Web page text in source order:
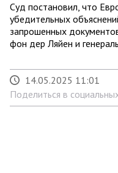
Суд постановил, что
убедительных
запрошенных
фон дер Ляйен и
14.05.2025 11:01
Поделиться в